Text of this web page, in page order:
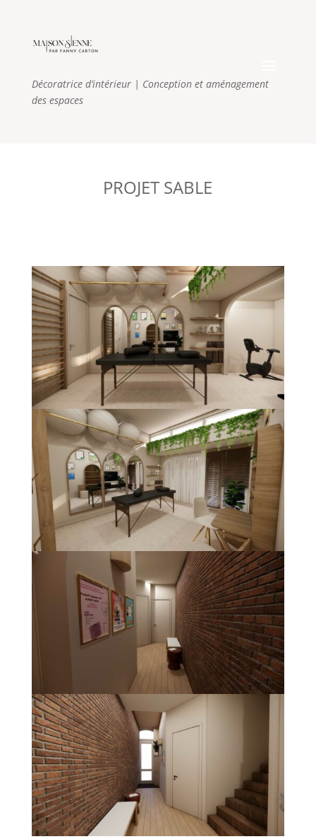
Décoratrice d’intérieur | Conception et aménagement
des espaces
PROJET SABLE